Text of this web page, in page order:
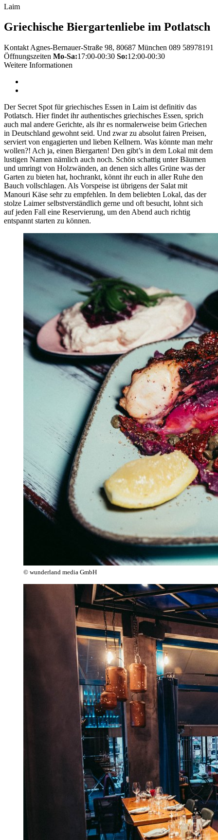
Laim
Griechische Biergartenliebe im Potlatsch
Kontakt Agnes-Bernauer-Straße 98, 80687 München 089 58978191
Öffnungszeiten Mo-Sa:17:00-00:30 So:12:00-00:30
Weitere Informationen
Der Secret Spot für griechisches Essen in Laim ist definitiv das
Potlatsch. Hier findet ihr authentisches griechisches Essen, sprich
auch mal andere Gerichte, als ihr es normalerweise beim Griechen
in Deutschland gewohnt seid. Und zwar zu absolut fairen Preisen,
serviert von engagierten und lieben Kellnern. Was könnte man mehr
wollen?! Ach ja, einen Biergarten! Den gibt’s in dem Lokal mit dem
lustigen Namen nämlich auch noch. Schön schattig unter Bäumen
und umringt von Holzwänden, an denen sich alles Grüne was der
Garten zu bieten hat, hochrankt, könnt ihr euch in aller Ruhe den
Bauch vollschlagen. Als Vorspeise ist übrigens der Salat mit
Manouri Käse sehr zu empfehlen. In dem beliebten Lokal, das der
stolze Laimer selbstverständlich gerne und oft besucht, lohnt sich
auf jeden Fall eine Reservierung, um den Abend auch richtig
entspannt starten zu können.
© wunderland media GmbH